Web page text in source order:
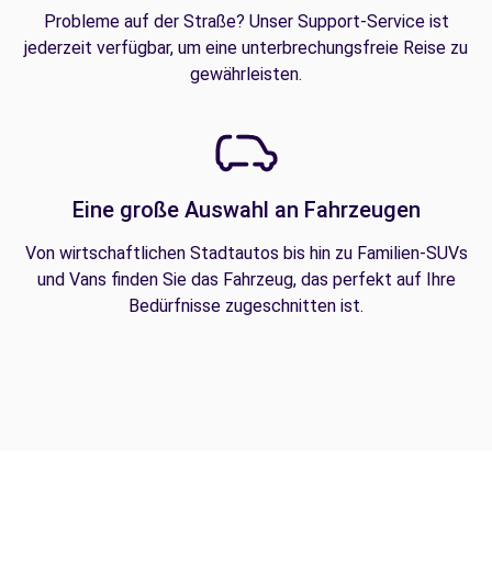
Probleme auf der Straße? Unser Support-Service ist
jederzeit verfügbar, um eine unterbrechungsfreie Reise zu
gewährleisten.
Eine große Auswahl an Fahrzeugen
Von wirtschaftlichen Stadtautos bis hin zu Familien-SUVs
und Vans finden Sie das Fahrzeug, das perfekt auf Ihre
Bedürfnisse zugeschnitten ist.